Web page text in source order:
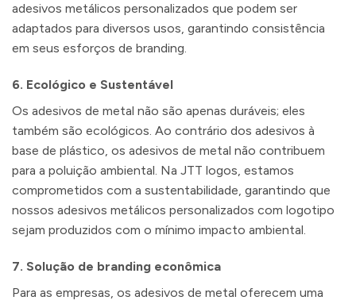
adesivos metálicos personalizados que podem ser
adaptados para diversos usos, garantindo consistência
em seus esforços de branding.
6. Ecológico e Sustentável
Os adesivos de metal não são apenas duráveis; eles
também são ecológicos. Ao contrário dos adesivos à
base de plástico, os adesivos de metal não contribuem
para a poluição ambiental. Na JTT logos, estamos
comprometidos com a sustentabilidade, garantindo que
nossos adesivos metálicos personalizados com logotipo
sejam produzidos com o mínimo impacto ambiental.
7. Solução de branding econômica
Para as empresas, os adesivos de metal oferecem uma